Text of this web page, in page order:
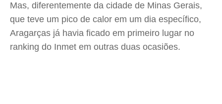
Mas, diferentemente da cidade de Minas Gerais,
que teve um pico de calor em um dia específico,
Aragarças já havia ficado em primeiro lugar no
ranking do Inmet em outras duas ocasiões.